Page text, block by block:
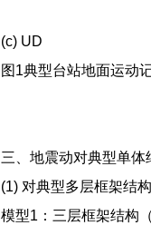
(c) UD
图1典型台站地面运动
三、地震动对典型单体
(1) 对典型多层框架结
模型1：三层框架结构